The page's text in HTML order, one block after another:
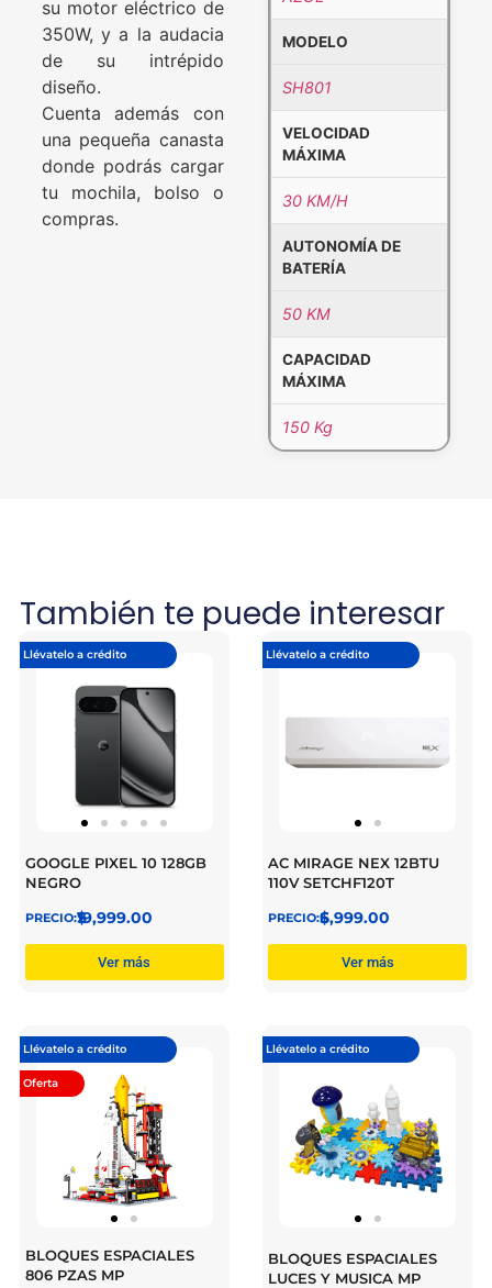
su motor eléctrico de
350W, y a la audacia
de su intrépido
diseño.
Cuenta además con
una pequeña canasta
donde podrás cargar
tu mochila, bolso o
compras.
MODELO
SH801
VELOCIDAD
MÁXIMA
30 KM/H
AUTONOMÍA DE
BATERÍA
50 KM
CAPACIDAD
MÁXIMA
150 Kg
También te puede interesar
Llévatelo a crédito
GOOGLE PIXEL 10 128GB
NEGRO
$
19,999.00
Ver más
Llévatelo a crédito
AC MIRAGE NEX 12BTU
110V SETCHF120T
$
6,999.00
Ver más
Llévatelo a crédito
Oferta
BLOQUES ESPACIALES
806 PZAS MP
Llévatelo a crédito
BLOQUES ESPACIALES
LUCES Y MUSICA MP